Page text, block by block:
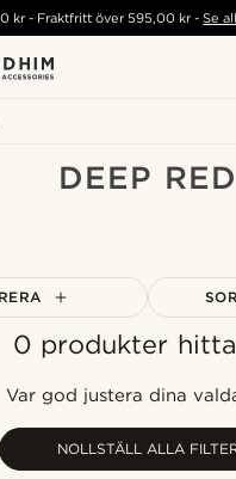
kr- Fraktfritt över595,00 kr -Se
DEEP RED
Mest
Dyrast
0 produkter
Var god justera dina
NOLLSTÄLL ALLA